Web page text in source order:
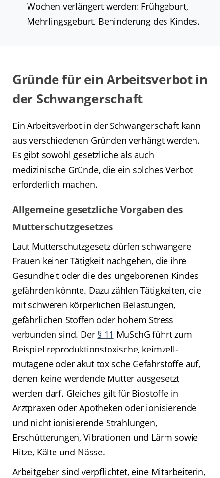
Wochen verlängert werden: Frühgeburt,
Mehrlingsgeburt, Behinderung des Kindes.
Gründe für ein Arbeitsverbot in
der Schwangerschaft
Ein Arbeitsverbot in der Schwangerschaft kann
aus verschiedenen Gründen verhängt werden.
Es gibt sowohl gesetzliche als auch
medizinische Gründe, die ein solches Verbot
erforderlich machen.
Allgemeine gesetzliche Vorgaben des
Mutterschutzgesetzes
Laut Mutterschutzgesetz dürfen schwangere
Frauen keiner Tätigkeit nachgehen, die ihre
Gesundheit oder die des ungeborenen Kindes
gefährden könnte. Dazu zählen Tätigkeiten, die
mit schweren körperlichen Belastungen,
gefährlichen Stoffen oder hohem Stress
verbunden sind. Der § 11 MuSchG führt zum
Beispiel reproduktionstoxische, keimzell-
mutagene oder akut toxische Gefahrstoffe auf,
denen keine werdende Mutter ausgesetzt
werden darf. Gleiches gilt für Biostoffe in
Arztpraxen oder Apotheken oder ionisierende
und nicht ionisierende Strahlungen,
Erschütterungen, Vibrationen und Lärm sowie
Hitze, Kälte und Nässe.
Arbeitgeber sind verpflichtet, eine Mitarbeiterin,